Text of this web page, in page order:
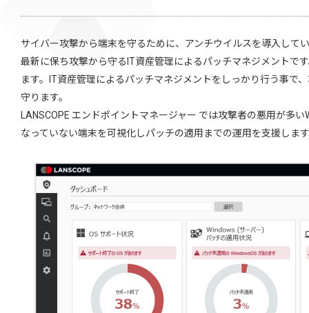
サイバー攻撃から端末を守るために、アンチウイルスを導入して
最新に保ち攻撃から守るIT資産管理によるパッチマネジメントで
ます。IT資産管理によるパッチマネジメントをしっかり行う事で
守ります。
LANSCOPE エンドポイントマネージャー では攻撃者の悪用が
なっていない端末を可視化しパッチの適用までの運用を支援しま